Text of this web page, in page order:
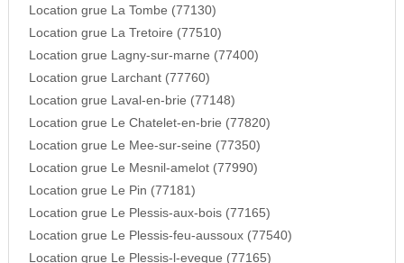
Location grue La Tombe (77130)
Location grue La Tretoire (77510)
Location grue Lagny-sur-marne (77400)
Location grue Larchant (77760)
Location grue Laval-en-brie (77148)
Location grue Le Chatelet-en-brie (77820)
Location grue Le Mee-sur-seine (77350)
Location grue Le Mesnil-amelot (77990)
Location grue Le Pin (77181)
Location grue Le Plessis-aux-bois (77165)
Location grue Le Plessis-feu-aussoux (77540)
Location grue Le Plessis-l-eveque (77165)